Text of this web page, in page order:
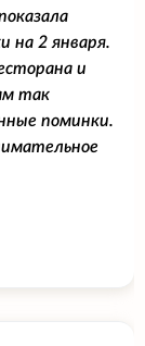
на 2 января.
и
так
поминки.